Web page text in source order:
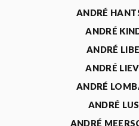
ANDRÉ
ANDRÉ
ANDRÉ
ANDRÉ
ANDRÉ
ANDRÉ
ANDRÉ